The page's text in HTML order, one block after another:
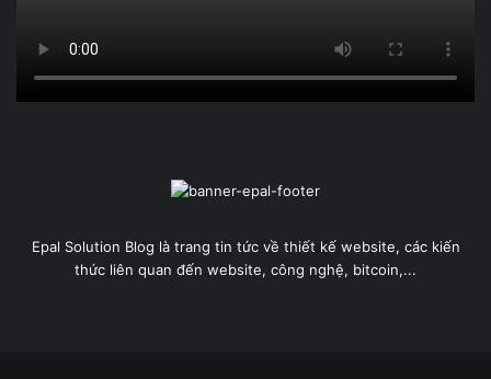
Epal Solution Blog là trang tin tức về thiết kế website, các kiến
thức liên quan đến website, công nghệ, bitcoin,...